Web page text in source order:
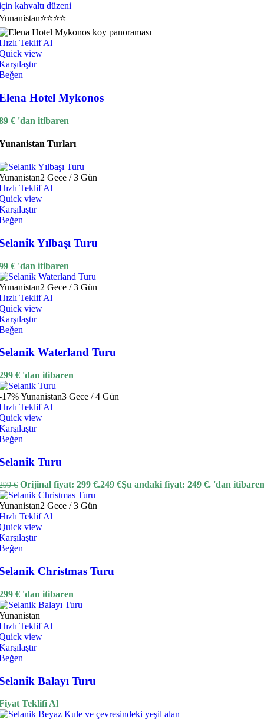
⭐⭐⭐⭐
Teklif Al
view
Hotel Mykonos
€ 'dan itibaren
Turları
2 Gece / 3 Gün
Teklif Al
view
Yılbaşı Turu
€ 'dan itibaren
2 Gece / 3 Gün
Teklif Al
view
Waterland Turu
€ 'dan itibaren
17%Yunanistan3 Gece / 4 Gün
Teklif Al
view
Turu
€ Orijinal fiyat: 299 €.249 €Şu andaki fiyat: 249 €. 'dan itibaren
2 Gece / 3 Gün
Teklif Al
view
Christmas Turu
€ 'dan itibaren
Teklif Al
view
Balayı Turu
Teklifi Al